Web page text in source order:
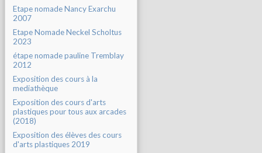
Etape nomade Nancy Exarchu
2007
Etape Nomade Neckel Scholtus
2023
étape nomade pauline Tremblay
2012
Exposition des cours à la
mediathèque
Exposition des cours d'arts
plastiques pour tous aux arcades
(2018)
Exposition des élèves des cours
d'arts plastiques 2019